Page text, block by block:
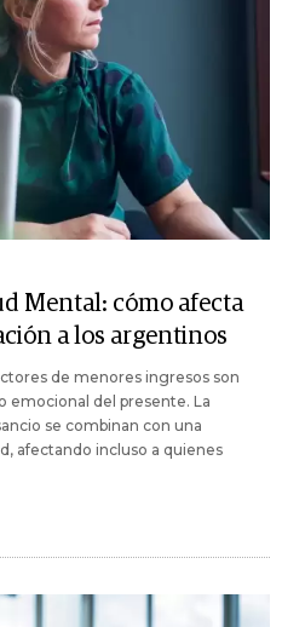
Mental: cómo afecta
a los argentinos
de menores ingresos son
emocional del presente. La
se combinan con una
afectando incluso a quienes